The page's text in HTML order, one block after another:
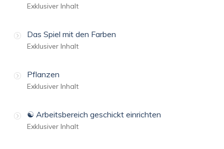
Exklusiver Inhalt
Das Spiel mit den Farben
Exklusiver Inhalt
Pflanzen
Exklusiver Inhalt
☯️ Arbeitsbereich geschickt einrichten
Exklusiver Inhalt